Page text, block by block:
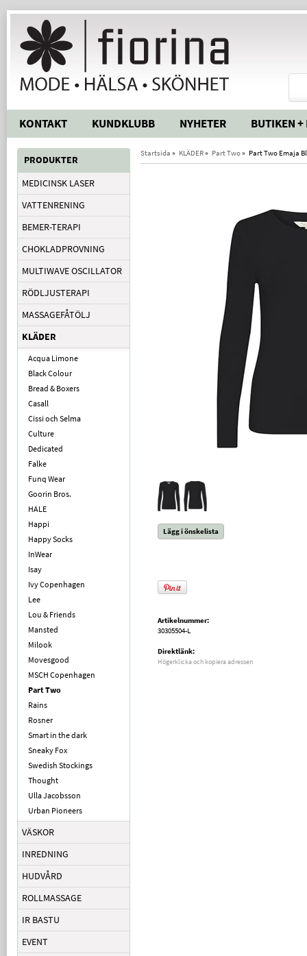
KONTAKT KUNDKLUBB NYHETER BUTIKEN +
PRODUKTER
MEDICINSK LASER
VATTENRENING
BEMER-TERAPI
CHOKLADPROVNING
MULTIWAVE OSCILLATOR
RÖDLJUSTERAPI
MASSAGEFÅTÖLJ
KLÄDER
Acqua Limone
Black Colour
Bread & Boxers
Casall
Cissi och Selma
Culture
Dedicated
Falke
Funq Wear
Goorin Bros.
HALE
Happi
Happy Socks
InWear
Isay
Ivy Copenhagen
Lee
Lou & Friends
Mansted
Milook
Movesgood
MSCH Copenhagen
Part Two
Rains
Rosner
Smart in the dark
Sneaky Fox
Swedish Stockings
Thought
Ulla Jacobsson
Urban Pioneers
VÄSKOR
INREDNING
HUDVÅRD
ROLLMASSAGE
IR BASTU
EVENT
Startsida » KLÄDER» Part Two» Part Two Emaja
Lägg i önskelista
Artikelnummer:
30305504-L
Direktlänk:
Högerklicka och kopiera adressen